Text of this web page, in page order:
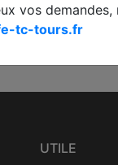
Fond /
Requêtes.
UTILE
vos
tc-tours.fr